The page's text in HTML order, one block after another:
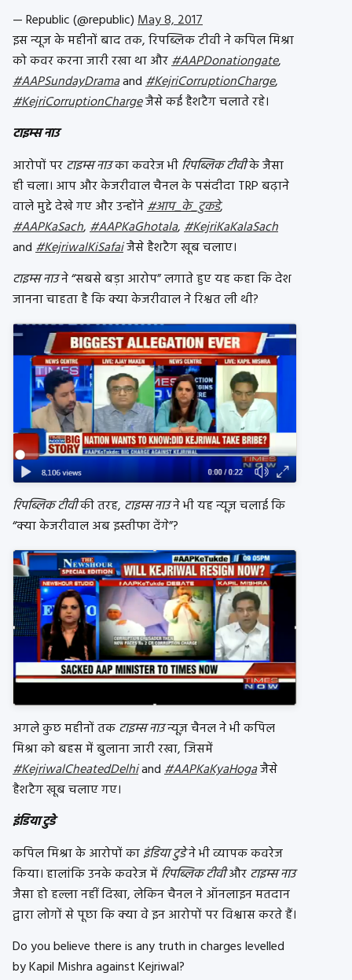
— Republic (@republic)May 8, 2017
इस न्यूज के महीनों बाद तक, रिपब्लिक टीवी ने कपिल मिश्रा
को कवर करना जारी रखा था और#AAPDonationgate,
#AAPSundayDramaand#KejriCorruptionCharge,
#KejriCorruptionChargeजैसे कई हैशटैग चलाते रहे।
टाइम्स नाउ
आरोपों परटाइम्स नाउका कवरेज भीरिपब्लिक टीवीके जैसा
ही चला। आप और केजरीवाल चैनल के पसंदीदा TRP बढ़ाने
वाले मुद्दे देखे गए और उन्होंने#आप_के_टुकडे,
#AAPKaSach,#AAPKaGhotala,#KejriKaKalaSach
and#KejriwalKiSafaiजैसे हैशटैग खूब चलाए।
टाइम्स नाउने “सबसे बड़ा आरोप” लगाते हुए यह कहा कि देश
जानना चाहता है कि क्या केजरीवाल ने रिश्वत ली थी?
रिपब्लिक टीवीकी तरह, टाइम्स नाउने भी यह न्यूज़ चलाई कि
“क्या केजरीवाल अब इस्तीफा देंगे”?
अगले कुछ महीनों तकटाइम्स नाउन्यूज़ चैनल ने भी कपिल
मिश्रा को बहस में बुलाना जारी रखा, जिसमें
#KejriwalCheatedDelhiand#AAPKaKyaHogaजैसे
हैशटैग खूब चलाए गए।
इंडिया टुडे
कपिल मिश्रा के आरोपों काइंडिया टुडेने भी व्यापक कवरेज
किया। हालांकि उनके कवरेज मेंरिपब्लिक टीवीऔरटाइम्स नाउ
जैसा हो हल्ला नहीं दिखा, लेकिन चैनल ने ऑनलाइन मतदान
द्वारा लोगों से पूछा कि क्या वे इन आरोपों पर विश्वास करते हैं।
Do you believe there is any truth in charges levelled
by Kapil Mishra against Kejriwal?